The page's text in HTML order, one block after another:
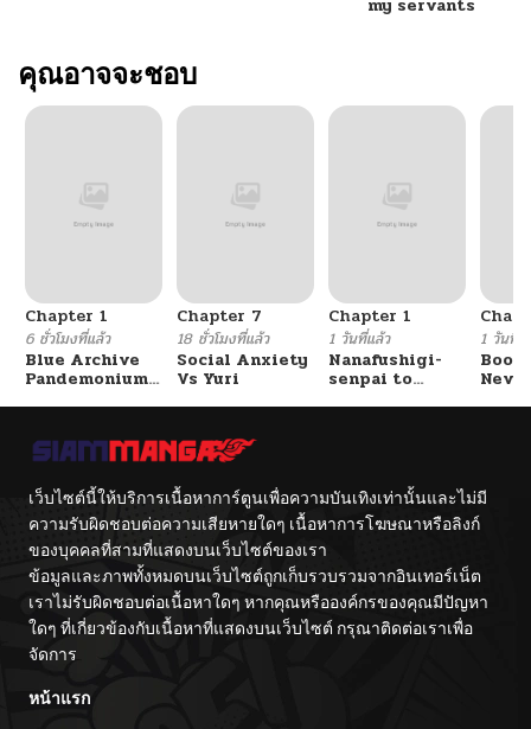
my servants
คุณอาจจะชอบ
Chapter 1
6 ชั่วโมงที่แล้ว
Blue Archive
Pandemonium
Chapter 7
18 ชั่วโมงที่แล้ว
Social Anxiety
Vs Yuri
Chapter 1
1 วันที่แล้ว
Nanafushigi-
senpai to
1 วันที่แ
เว็บไซต์นี้ให้บริการเนื้อหาการ์ตูนเพื่อความบันเทิงเท่านั้นและไม่มี
ความรับผิดชอบต่อความเสียหายใดๆ เนื้อหาการโฆษณาหรือลิงก์
ของบุคคลที่สามที่แสดงบนเว็บไซต์ของเรา
ข้อมูลและภาพทั้งหมดบนเว็บไซต์ถูกเก็บรวบรวมจากอินเทอร์เน็ต
เราไม่รับผิดชอบต่อเนื้อหาใดๆ หากคุณหรือองค์กรของคุณมีปัญหา
ใดๆ ที่เกี่ยวข้องกับเนื้อหาที่แสดงบนเว็บไซต์ กรุณาติดต่อเราเพื่อ
จัดการ
หน้าแรก